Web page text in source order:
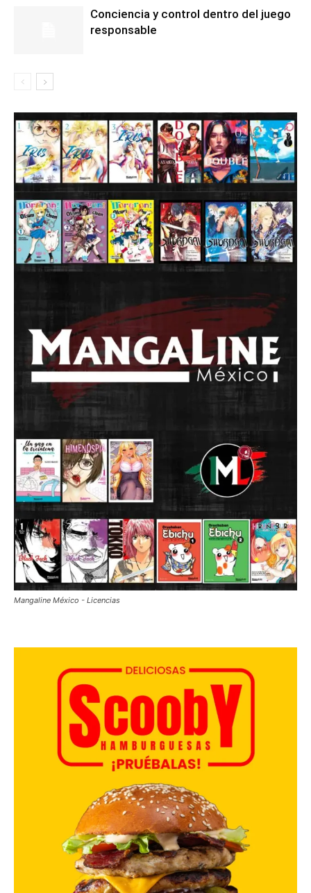
Conciencia y control dentro del juego
responsable
Mangaline México - Licencias